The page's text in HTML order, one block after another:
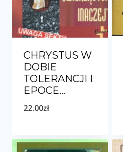
CHRYSTUS W
DOBIE
TOLERANCJI I
EPOCE…
22.00zł